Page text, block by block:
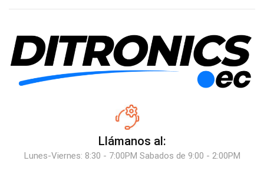
Llámanos al:
Lunes-Viernes: 8:30 - 7:00PM Sabados de 9:00 - 2:00PM